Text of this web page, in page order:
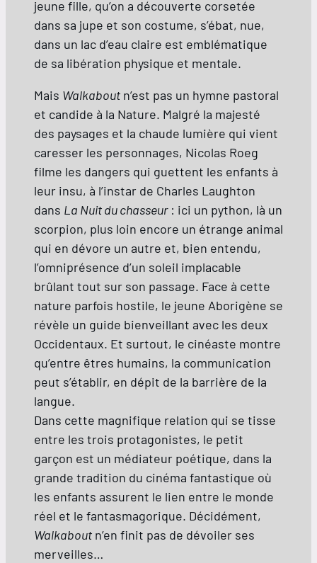
jeune fille, qu’on a découverte corsetée
dans sa jupe et son costume, s’ébat, nue,
dans un lac d’eau claire est emblématique
de sa libération physique et mentale.
Mais Walkabout n’est pas un hymne pastoral
et candide à la Nature. Malgré la majesté
des paysages et la chaude lumière qui vient
caresser les personnages, Nicolas Roeg
filme les dangers qui guettent les enfants à
leur insu, à l’instar de Charles Laughton
dans La Nuit du chasseur: ici un python, là un
scorpion, plus loin encore un étrange animal
qui en dévore un autre et, bien entendu,
l’omniprésence d’un soleil implacable
brûlant tout sur son passage. Face à cette
nature parfois hostile, le jeune Aborigène se
révèle un guide bienveillant avec les deux
Occidentaux. Et surtout, le cinéaste montre
qu’entre êtres humains, la communication
peut s’établir, en dépit de la barrière de la
langue.
Dans cette magnifique relation qui se tisse
entre les trois protagonistes, le petit
garçon est un médiateur poétique, dans la
grande tradition du cinéma fantastique où
les enfants assurent le lien entre le monde
réel et le fantasmagorique. Décidément,
Walkabout n’en finit pas de dévoiler ses
merveilles…